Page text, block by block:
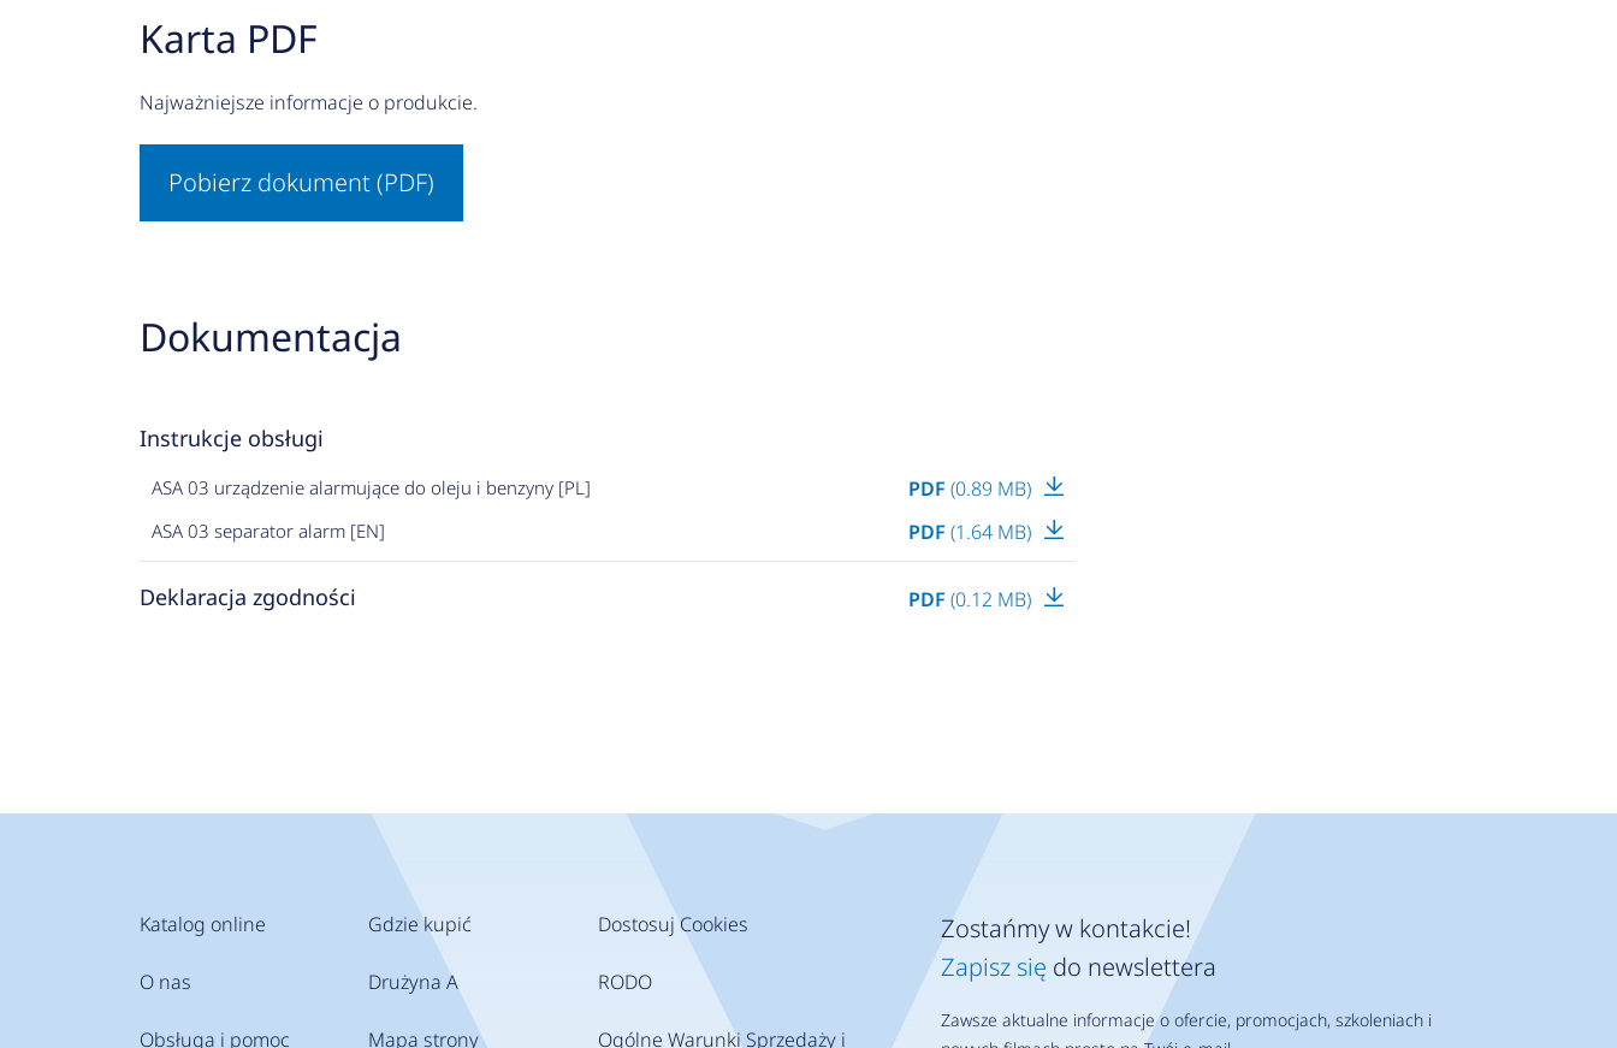
Karta PDF
Najważniejsze informacje o produkcie.
Pobierz dokument (PDF)
Dokumentacja
Instrukcje obsługi
ASA 03 urządzenie alarmujące do oleju i benzyny [PL] PDF (0.89 MB)
ASA 03 separator alarm [EN] PDF (1.64 MB)
Deklaracja zgodności PDF (0.12 MB)
Katalog online
O nas
Obsługa i pomoc
Gdzie kupić
Drużyna A
Mapa strony
Dostosuj Cookies
RODO
Ogólne Warunki Sprzedaży i
Zostańmy w kontakcie!
Zapisz się do newslettera
Zawsze aktualne informacje o ofercie, promocjach, szkoleniach i